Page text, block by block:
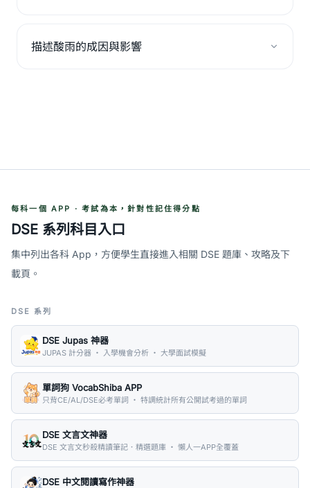
描述酸雨的成因與影響
每科一個 APP · 考試為本，針對性記住得分點
DSE 系列科目入口
集中列出各科 App，方便學生直接進入相關 DSE 題庫、攻略及下
載頁。
DSE 系列
DSE Jupas 神器
JUPAS 計分器 ・ 入學機會分析 ・ 大學面試模擬
單詞狗 VocabShiba APP
只背CE/AL/DSE必考單詞 ・ 特調統計所有公開試考過的單詞
DSE 文言文神器
DSE 文言文秒殺精讀筆記．精選題庫 ・ 懶人一APP全覆蓋
DSE 中文閱讀寫作神器